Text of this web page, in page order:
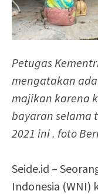
Petugas
mengatakan
majikan karena
bayaran selama
2021 ini . foto
Seide.id –
Indonesia (WNI)